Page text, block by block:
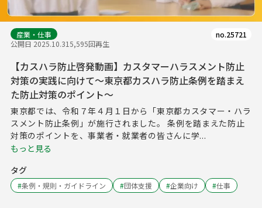
産業・仕事
公開日 2025.10.315,595回再生
no.25721
【カスハラ防止啓発動画】カスタマーハラスメント防止
対策の実践に向けて～東京都カスハラ防止条例を踏まえ
た防止対策のポイント～
東京都では、令和７年４月１日から「東京都カスタマー・ハラ
スメント防止条例」が施行されました。 条例を踏まえた防止
対策のポイントを、事業者・就業者の皆さんに学...
もっと見る
タグ
#条例・規則・ガイドライン #団体支援 #企業向け #仕事